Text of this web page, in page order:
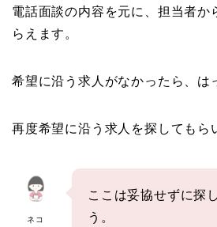
電話面談の内容を元に、担当者か
らえます。
希望に沿う求人がなかったら、は
再度希望に沿う求人を探してもら
ネコ
ここは妥協せずに探
う。